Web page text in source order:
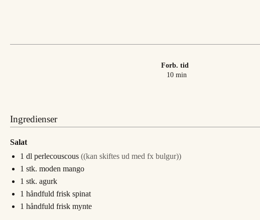
Forb. tid
10minutter
min
Ingredienser
Salat
1 dl perlecouscous ((kan skiftes ud med fx bulgur))
1 stk. moden mango
1 stk. agurk
1 håndfuld frisk spinat
1 håndfuld frisk mynte